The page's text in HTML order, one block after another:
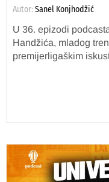
Autor: Sanel Konjhodžić
U 36. epizodi
Handžića, mladog
premijerligaškim